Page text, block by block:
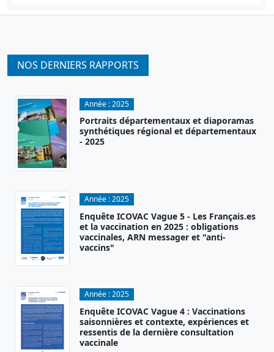
NOS DERNIERS RAPPORTS
Année :2025
Portraits départementaux et diaporamas
synthétiques régional et départementaux
- 2025
Année :2025
Enquête ICOVAC Vague 5 - Les Français.es
et la vaccination en 2025 : obligations
vaccinales, ARN messager et "anti-
vaccins"
Année :2025
Enquête ICOVAC Vague 4 : Vaccinations
saisonnières et contexte, expériences et
ressentis de la dernière consultation
vaccinale